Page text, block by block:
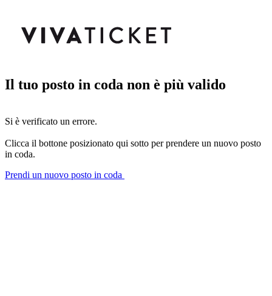
Il tuo posto in coda non è più valido
Si è verificato un errore.
Clicca il bottone posizionato qui sotto per prendere un nuovo posto
in coda.
Prendi un nuovo posto in coda